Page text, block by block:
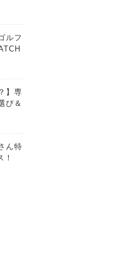
ルフ
】専
び＆
ん特
！